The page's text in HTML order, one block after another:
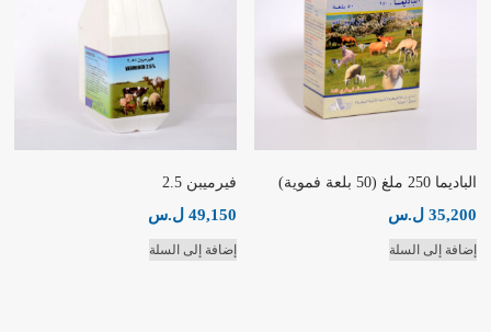
الباديما 250 ملغ (50 بلعة فموية)
35,200 ل.س
إضافة إلى السلة
فيرميبن 2.5
49,150 ل.س
إضافة إلى السلة